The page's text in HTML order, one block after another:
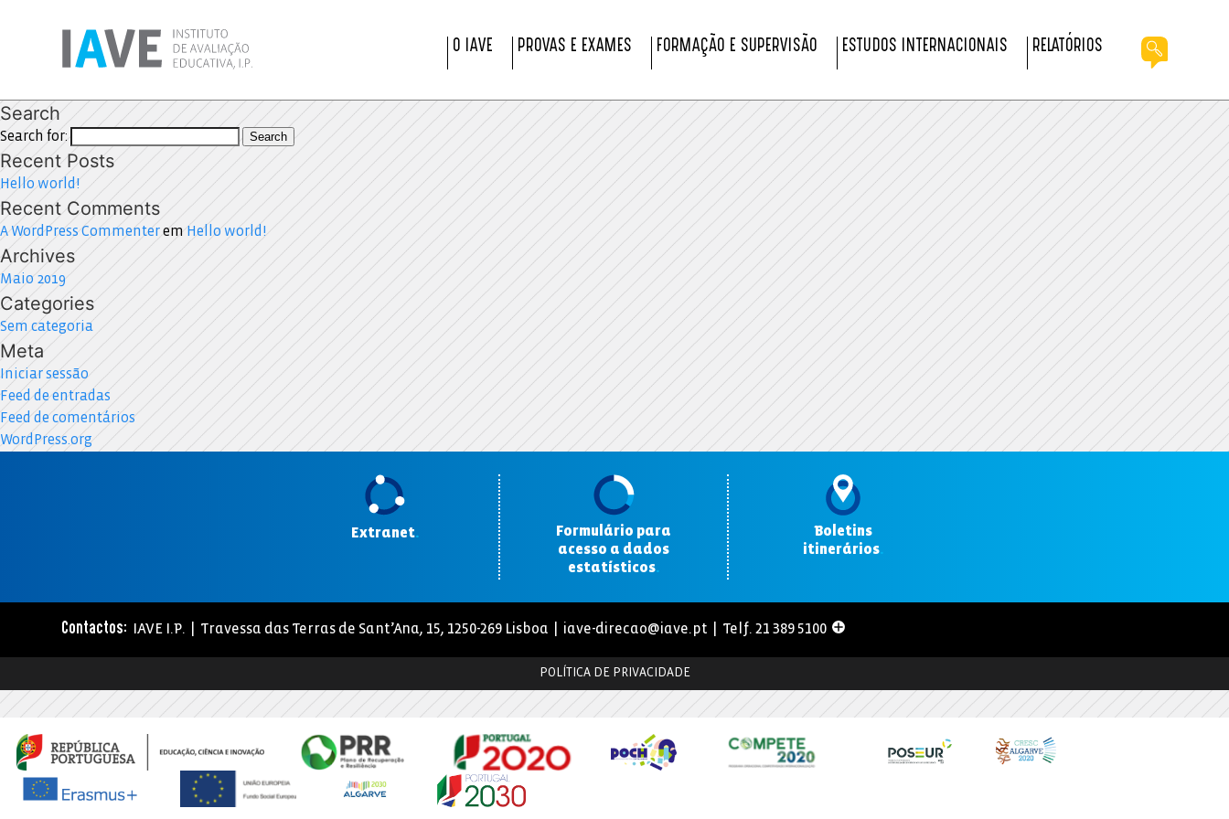
O IAVE PROVAS E EXAMES FORMAÇÃO E SUPERVISÃO ESTUDOS INTERNACIONAIS RELATÓRIOS
Search
Search for: Search
Recent Posts
Hello world!
Recent Comments
A WordPress Commenterem Hello world!
Archives
Maio 2019
Categories
Sem categoria
Meta
Iniciar sessão
Feed de entradas
Feed de comentários
WordPress.org
Extranet.
Formulário para
acesso a dados
estatísticos.
Boletins
itinerários.
Contactos: IAVE I.P. | Travessa das Terras de Sant’Ana, 15, 1250-269 Lisboa | iave-direcao@iave.pt | Telf. 21 389 5100
POLÍTICA DE PRIVACIDADE